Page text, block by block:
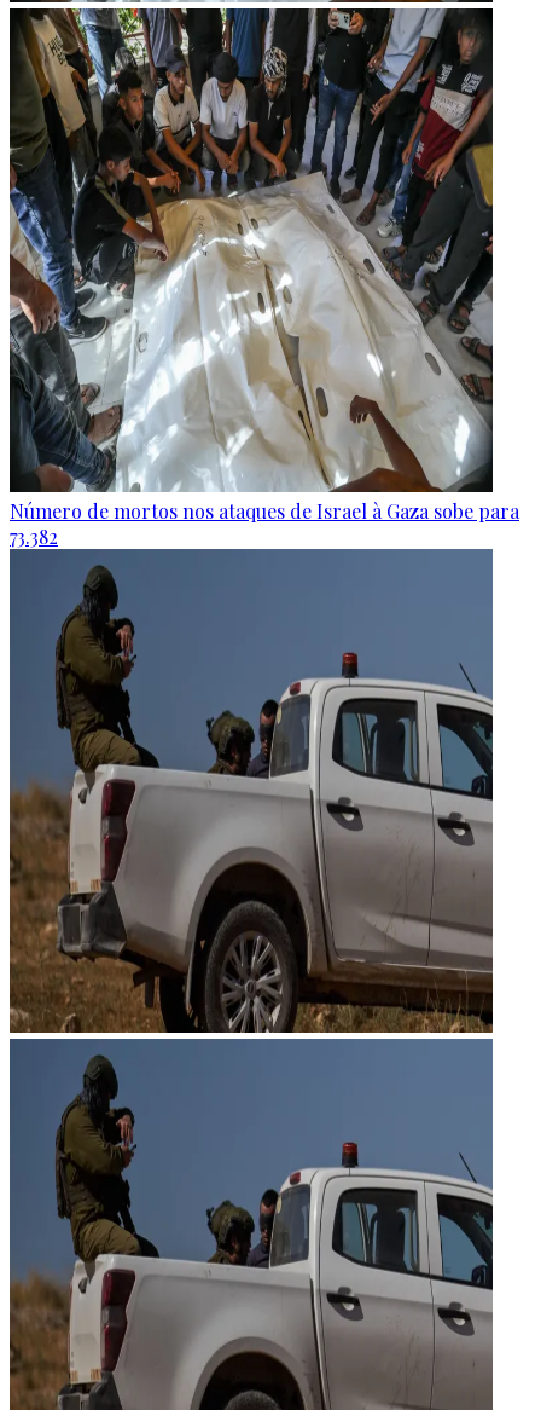
Número de mortos nos ataques de Israel à Gaza sobe para
73.382